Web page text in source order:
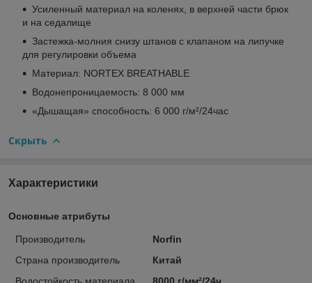
Усиленный материал на коленях, в верхней части брюк
и на седалище
Застежка-молния снизу штанов с клапаном на липучке
для регулировки объема
Материал: NORTEX BREATHABLE
Водонепроницаемость: 8 000 мм
«Дышащая» способность: 6 000 г/м²/24час
Скрыть
Характеристики
Основные атрибуты
Производитель
Norfin
Страна производитель
Китай
Водостойкость материала
8000 г/мм²/24ч